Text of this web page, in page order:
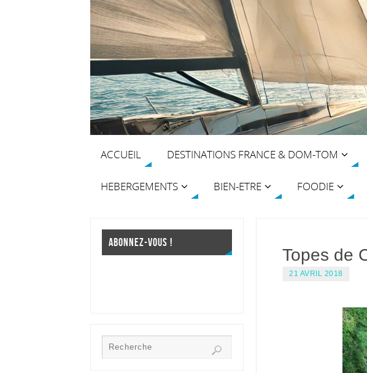
ACCUEIL DESTINATIONS FRANCE & DOM-TOM
HEBERGEMENTS BIEN-ETRE FOODIE
Topes de
21 AVRIL 2018
ABONNEZ-VOUS !